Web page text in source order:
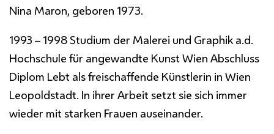
Nina Maron, geboren 1973.
1993 – 1998 Studium der Malerei und Graphik a.d.
Hochschule für angewandte Kunst Wien Abschluss
Diplom Lebt als freischaffende Künstlerin in Wien
Leopoldstadt. In ihrer Arbeit setzt sie sich immer
wieder mit starken Frauen auseinander.